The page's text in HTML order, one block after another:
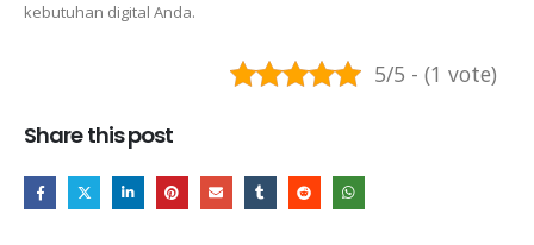
kebutuhan digital Anda.
5/5 - (1 vote)
Share this post